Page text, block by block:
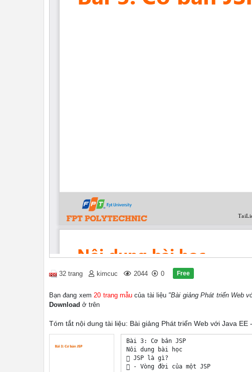
32 trang kimcuc 2044 0 Free
Bạn đang xem20 trang mẫucủa tài liệu "Bài giảng Phát triển Web
Download ở trên
Tóm tắt nội dung tài liệu: Bài giảng Phát triển Web với Java EE
Bài 3: Cơ bản JSP
Nôi dung bài học
 JSP là gì?
 - Vòng đời của một JSP